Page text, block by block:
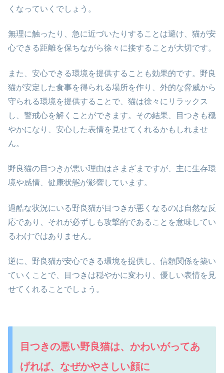
くなっていくでしょう。
無理に触ったり、急に近づいたりすることは避け、猫が安
心できる距離を保ちながら徐々に接することが大切です。
また、安心できる環境を提供することも効果的です。野良
猫が安定した食事を得られる場所を作り、外的な脅威から
守られる環境を提供することで、猫は徐々にリラックス
し、警戒心を解くことができます。その結果、目つきも穏
やかになり、安心した表情を見せてくれるかもしれませ
ん。
野良猫の目つきが悪い理由はさまざまですが、主に生存環
境や感情、健康状態が影響しています。
過酷な状況にいる野良猫が目つきが悪くなるのは自然な反
応であり、それが必ずしも攻撃的であることを意味してい
るわけではありません。
逆に、野良猫が安心できる環境を提供し、信頼関係を築い
ていくことで、目つきは穏やかに変わり、優しい表情を見
せてくれることでしょう。
目つきの悪い野良猫は、かわいがってあ
げれば、なぜかやさしい顔に